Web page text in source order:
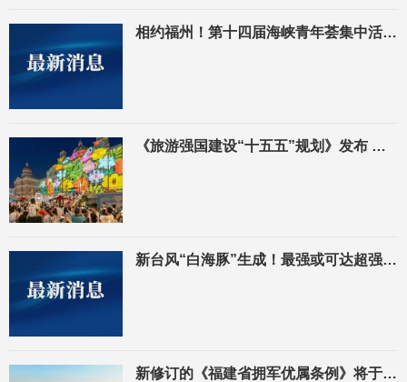
相约福州！第十四届海峡青年荟集中活动8月3日启幕
《旅游强国建设“十五五”规划》发布 福州被列入旅游枢纽城市
新台风“白海豚”生成！最强或可达超强台风级！
新修订的《福建省拥军优属条例》将于11月1日起施行